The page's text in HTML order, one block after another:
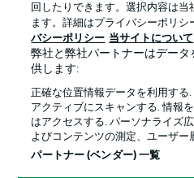
利用条件
求人
当サイトについて
回したりできます。選択内容は
ます。詳細はプライバシーポリシ
バシーポリシー 当サイトについて
弊社と弊社パートナーはデー
供します:
正確な位置情報データを利用する
アクティブにスキャンする. 情報
はアクセスする. パーソナライズ
よびコンテンツの測定、ユーザー
パートナー (ベンダー) 一覧